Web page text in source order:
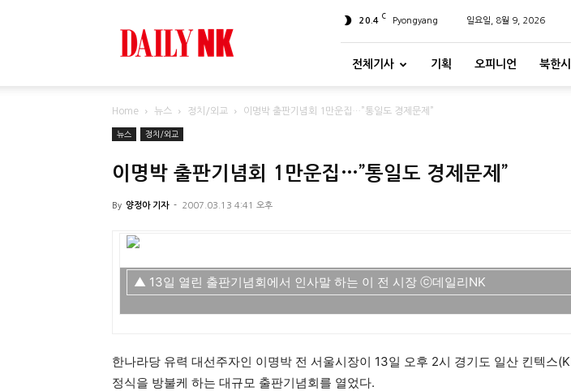
20.4 C Pyongyang 일요일, 8월 9, 2026
전체기사 기획 오피니언 북한
Home 뉴스 정치/외교 이명박 출판기념회 1만운집…”통일도 경제문제”
뉴스 정치/외교
이명박 출판기념회 1만운집…”통일도 경제문제”
By 양정아 기자 - 2007.03.13 4:41 오후
▲ 13일 열린 출판기념회에서 인사말 하는 이 전 시장 ⓒ데일리NK
한나라당 유력 대선주자인 이명박 전 서울시장이 13일 오후 2시 경기도 일산 킨텍스
정식을 방불케 하는 대규모 출판기념회를 열었다.